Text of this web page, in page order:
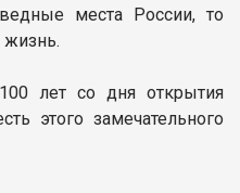
места России, то
жизнь.
лет со дня открытия
этого замечательного